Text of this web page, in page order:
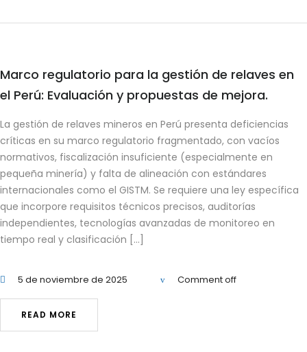
Marco regulatorio para la gestión de relaves en
el Perú: Evaluación y propuestas de mejora.
La gestión de relaves mineros en Perú presenta deficiencias
críticas en su marco regulatorio fragmentado, con vacíos
normativos, fiscalización insuficiente (especialmente en
pequeña minería) y falta de alineación con estándares
internacionales como el GISTM. Se requiere una ley específica
que incorpore requisitos técnicos precisos, auditorías
independientes, tecnologías avanzadas de monitoreo en
tiempo real y clasificación […]
5 de noviembre de 2025 Comment off
READ MORE